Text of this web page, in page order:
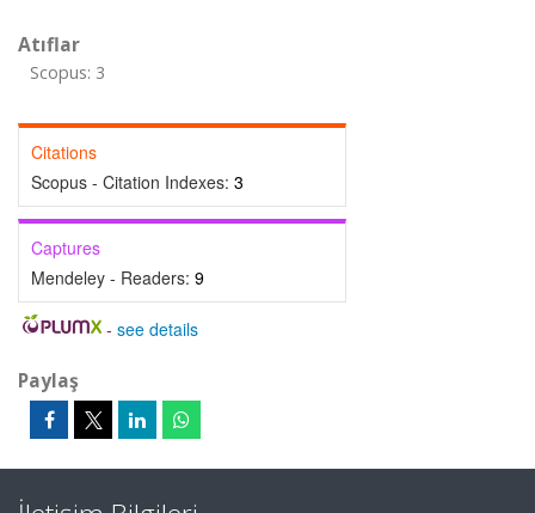
Atıflar
Scopus: 3
Citations
Scopus - Citation Indexes: 3
Captures
Mendeley - Readers: 9
- see details
Paylaş